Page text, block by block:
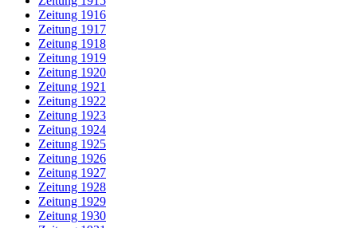
Zeitung 1916
Zeitung 1917
Zeitung 1918
Zeitung 1919
Zeitung 1920
Zeitung 1921
Zeitung 1922
Zeitung 1923
Zeitung 1924
Zeitung 1925
Zeitung 1926
Zeitung 1927
Zeitung 1928
Zeitung 1929
Zeitung 1930